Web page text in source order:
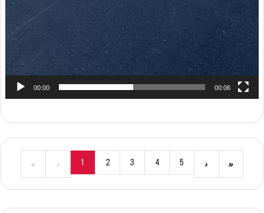
00:00 00:06
« ‹ 1 2 3 4 5 › »